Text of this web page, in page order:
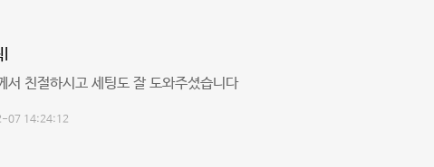
서 친절하시고 세팅도 잘 도와주셨습니다
07 14:24:12